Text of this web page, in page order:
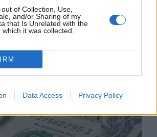
of Collection, Use,
and/or Sharing of my
that Is Unrelated with the
it was collected.
Data Access Privacy Policy
с проблеми заради
на Дунав